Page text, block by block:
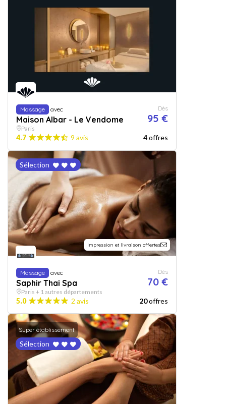
Massage avec
Maison Albar - Le Vendome
Dès
95 €
Paris
4.7 9 avis 4offres
Sélection
Impression et livraison offertes
Massage avec
Saphir Thai Spa
Dès
70 €
Paris + 1 autres départements
5.0 2 avis 20offres
Super établissement
Sélection